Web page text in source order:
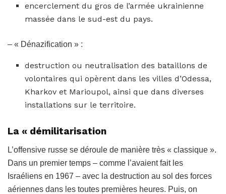
encerclement du gros de l’armée ukrainienne
massée dans le sud-est du pays.
– « Dénazification » :
destruction ou neutralisation des bataillons de
volontaires qui opèrent dans les villes d’Odessa,
Kharkov et Marioupol, ainsi que dans diverses
installations sur le territoire.
La « démilitarisation
L’offensive russe se déroule de manière très « classique ».
Dans un premier temps – comme l’avaient fait les
Israéliens en 1967 – avec la destruction au sol des forces
aériennes dans les toutes premières heures. Puis, on